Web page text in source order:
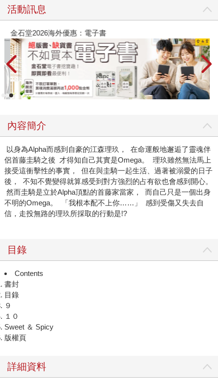
活動訊息
金石堂2026海外優惠：電子書
內容簡介
以身為Alpha而感到自豪的江森理玖， 在命運般地邂逅了靈魂伴
侶首藤圭騎之後 才得知自己其實是Omega。 理玖雖然無法馬上
接受這衝擊性的事實， 但在與圭騎一起生活、過著被溺愛的日子
後， 不知不覺變得就算感受到對方強烈的占有欲也會感到開心。
然而圭騎是立於Alpha頂點的首藤家當家， 而自己只是一個出身
不明的Omega。 「我根本配不上你……」 感到受傷又失去自
信，走投無路的理玖所採取的行動是!?
目錄
Contents
書封
目錄
９
１０
Sweet ＆ Spicy
版權頁
詳細資料